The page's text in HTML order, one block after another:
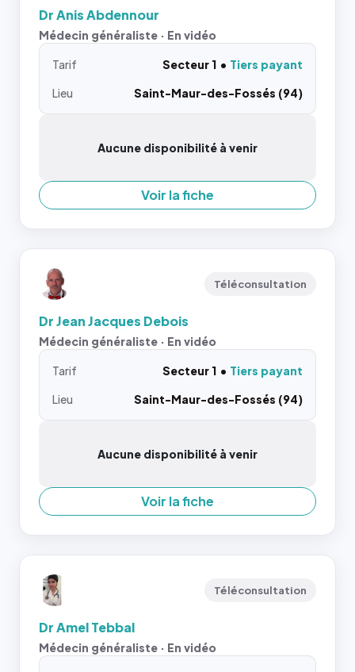
Dr Anis Abdennour
Médecin généraliste · En vidéo
Tarif Secteur 1
Tiers payant
Lieu
Saint-Maur-des-Fossés (94)
Aucune disponibilité à venir
Voir la fiche
Téléconsultation
Dr Jean Jacques Debois
Médecin généraliste · En vidéo
Tarif Secteur 1
Tiers payant
Lieu
Saint-Maur-des-Fossés (94)
Aucune disponibilité à venir
Voir la fiche
Téléconsultation
Dr Amel Tebbal
Médecin généraliste · En vidéo